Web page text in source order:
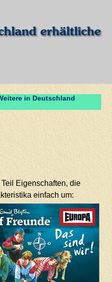
erhältliche
in Deutschland
Eigenschaften, die
einfach um: